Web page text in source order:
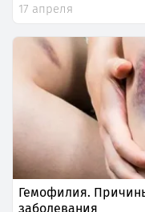
17 апреля
Гемофилия.
заболевания